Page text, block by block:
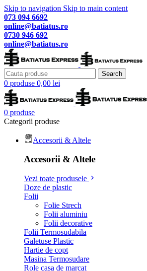
Skip to navigation Skip to main content
073 094 6692
online@batiatus.ro
0730 946 692
online@batiatus.ro
Search
0 produse 0,00 lei
0 produse
Categorii produse
Accesorii & Altele
Accesorii & Altele
Vezi toate produsele
Doze de plastic
Folii
Folie Strech
Folii aluminiu
Folii decorative
Folii Termosudabila
Galetuse Plastic
Hartie de copt
Masina Termosudare
Role casa de marcat